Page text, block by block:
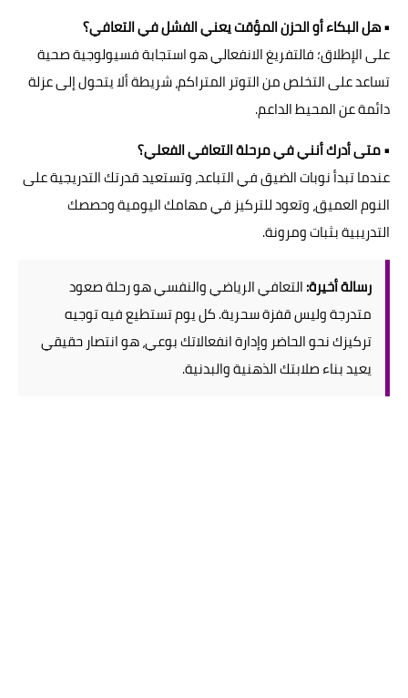
• هل البكاء أو الحزن المؤقت يعني الفشل في التعافي؟
على الإطلاق؛ فالتفريغ الانفعالي هو استجابة فسيولوجية صحية
تساعد على التخلص من التوتر المتراكم، شريطة ألا يتحول إلى عزلة
دائمة عن المحيط الداعم.
• متى أدرك أنني في مرحلة التعافي الفعلي؟
عندما تبدأ نوبات الضيق في التباعد، وتستعيد قدرتك التدريجية على
النوم العميق، وتعود للتركيز في مهامك اليومية وحصصك
التدريبية بثبات ومرونة.
رسالة أخيرة:التعافي الرياضي والنفسي هو رحلة صعود
متدرجة وليس قفزة سحرية. كل يوم تستطيع فيه توجيه
تركيزك نحو الحاضر وإدارة انفعالاتك بوعي، هو انتصار حقيقي
يعيد بناء صلابتك الذهنية والبدنية.